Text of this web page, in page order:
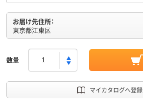
お届け先住所：
東京都江東区
数量
マイカタログへ登録